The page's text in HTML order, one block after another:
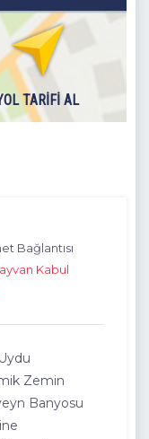
makinesi
tarihlerinde hava
TARIFI AL
Bağlantısı
Kabul
Zemin
Banyosu